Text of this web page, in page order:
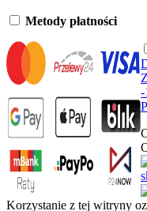
Metody płatności
-
Korzystanie z tej witryny